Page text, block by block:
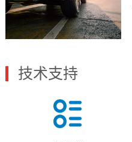
技术支持